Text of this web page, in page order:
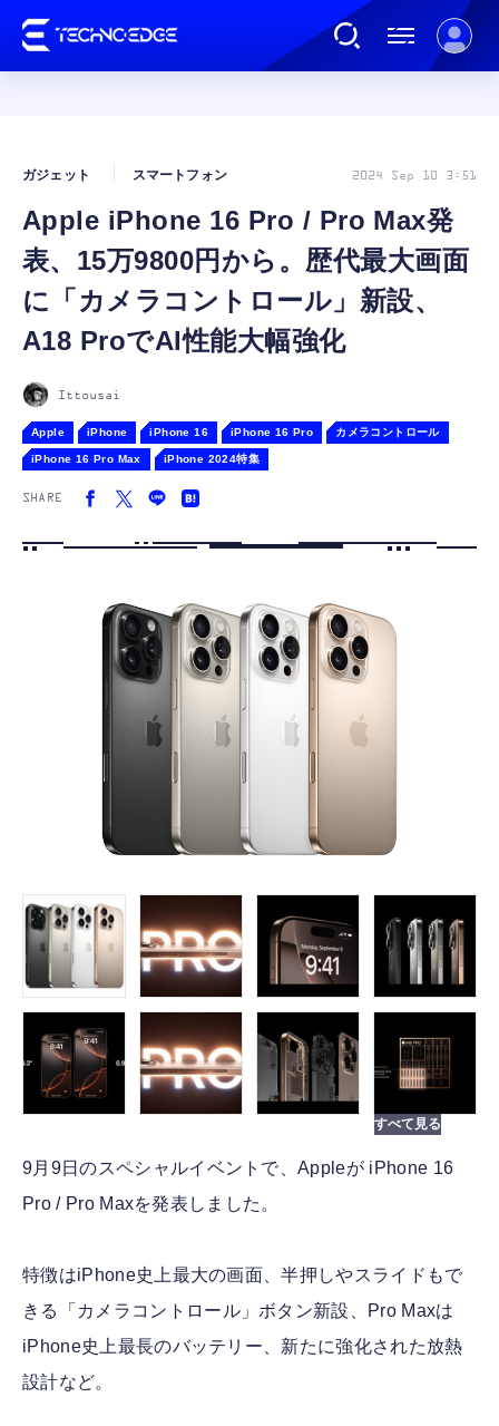
AI
ガジェット
ゲーム
カルチャー
公式ストア
Apple iPhone 16 Pro / Pro Max発
表、15万9800円から。歴代最大画面
に「カメラコントロール」新設、
A18 ProでAI性能大幅強化
ガジェット スマートフォン 2024 Sep 10 3:51
Ittousai
Apple iPhone iPhone 16 iPhone 16 Pro カメラコントロール
iPhone 16 Pro Max iPhone 2024特集
SHARE
9月9日のスペシャルイベントで、Appleが iPhone 16
Pro / Pro Maxを発表しました。
特徴はiPhone史上最大の画面、半押しやスライドもで
きる「カメラコントロール」ボタン新設、Pro Maxは
iPhone史上最長のバッテリー、新たに強化された放熱
設計など。